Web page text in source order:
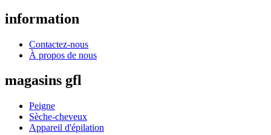
information
Contactez-nous
À propos de nous
magasins gfl
Peigne
Sèche-cheveux
Appareil d'épilation